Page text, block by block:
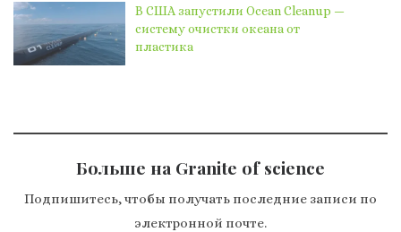
В США запустили Ocean Cleanup —
систему очистки океана от
пластика
Больше на Granite of science
Подпишитесь, чтобы получать последние записи по
электронной почте.